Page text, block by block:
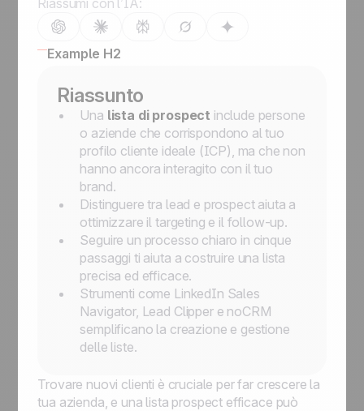
Riassumi con l’IA:
Example H2
Riassunto
Una lista di prospect include persone
o aziende che corrispondono al tuo
profilo cliente ideale (ICP), ma che non
hanno ancora interagito con il tuo
brand.
Distinguere tra lead e prospect aiuta a
ottimizzare il targeting e il follow-up.
Seguire un processo chiaro in cinque
passaggi ti aiuta a costruire una lista
precisa ed efficace.
Strumenti come LinkedIn Sales
Navigator, Lead Clipper e noCRM
semplificano la creazione e gestione
delle liste.
Trovare nuovi clienti è cruciale per far crescere la
tua azienda, e una lista prospect efficace può